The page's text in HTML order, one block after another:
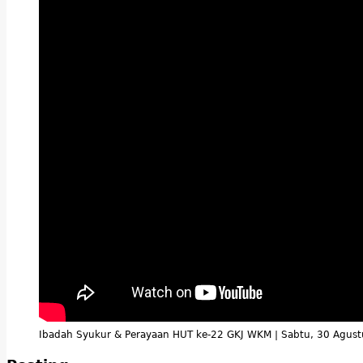
Ibadah Syukur & Perayaan HUT ke-22 GKJ WKM | Sabtu, 30